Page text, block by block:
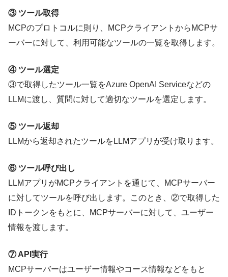
③ ツール取得
MCPのプロトコルに則り、MCPクライアントからMCPサ
ーバーに対して、利用可能なツールの一覧を取得します。
④ ツール選定
③で取得したツール一覧をAzure OpenAI Serviceなどの
LLMに渡し、質問に対して適切なツールを選定します。
⑤ ツール返却
LLMから返却されたツールをLLMアプリが受け取ります。
⑥ ツール呼び出し
LLMアプリがMCPクライアントを通じて、MCPサーバー
に対してツールを呼び出します。このとき、②で取得した
IDトークンをもとに、MCPサーバーに対して、ユーザー
情報を渡します。
⑦ API実行
MCPサーバーはユーザー情報やコース情報などをもと